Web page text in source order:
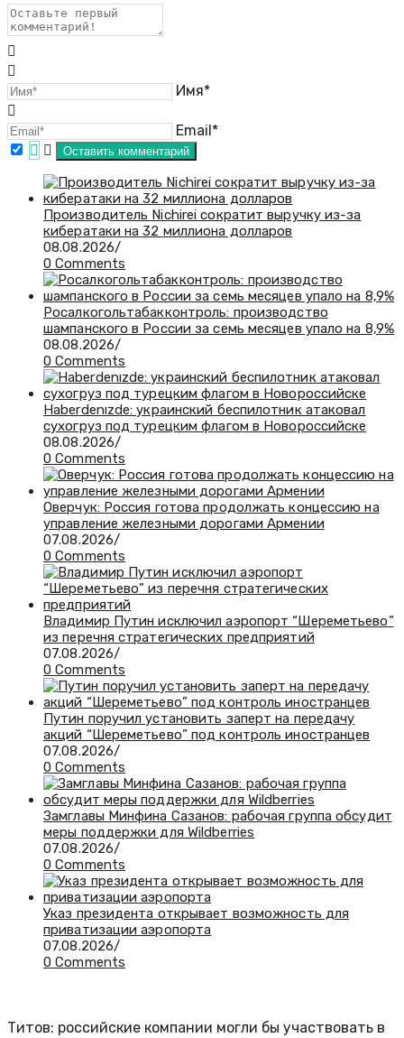
Имя*
Email*
Производитель Nichirei сократит выручку из-за
кибератаки на 32 миллиона долларов
08.08.2026/
0 Comments
Росалкогольтабакконтроль: производство
шампанского в России за семь месяцев упало на 8,9%
08.08.2026/
0 Comments
Haberdenızde: украинский беспилотник атаковал
сухогруз под турецким флагом в Новороссийске
08.08.2026/
0 Comments
Оверчук: Россия готова продолжать концессию на
управление железными дорогами Армении
07.08.2026/
0 Comments
Владимир Путин исключил аэропорт “Шереметьево”
из перечня стратегических предприятий
07.08.2026/
0 Comments
Путин поручил установить заперт на передачу
акций “Шереметьево” под контроль иностранцев
07.08.2026/
0 Comments
Замглавы Минфина Сазанов: рабочая группа обсудит
меры поддержки для Wildberries
07.08.2026/
0 Comments
Указ президента открывает возможность для
приватизации аэропорта
07.08.2026/
0 Comments
Титов: российские компании могли бы участвовать в